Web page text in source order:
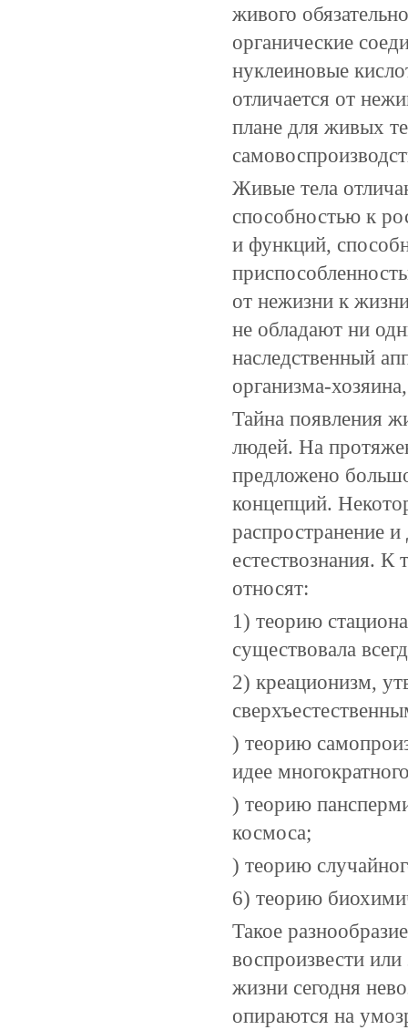
живого
органические
нуклеиновые
отличается от
плане для живых
Живые тела
способностью к
и функций,
от нежизни к
не обладают ни
наследственный
организма-
Тайна появления
людей. На
предложено
концепций.
распространение
естествознания. К
относят:
1) теорию
существовала
2) креационизм,
) теорию
идее
) теорию
космоса;
) теорию
6) теорию
Такое
воспроизвести
жизни сегодня
опираются на